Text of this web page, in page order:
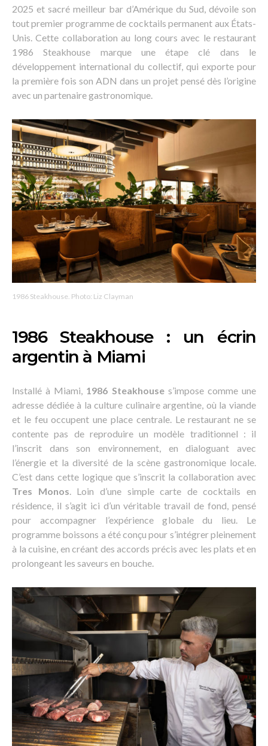
2025 et sacré meilleur bar d’Amérique du Sud, dévoile son
tout premier programme de cocktails permanent aux États-
Unis. Cette collaboration au long cours avec le restaurant
1986 Steakhouse marque une étape clé dans le
développement international du collectif, qui exporte pour
la première fois son ADN dans un projet pensé dès l’origine
avec un partenaire gastronomique.
1986 Steakhouse. Photo: Liz Clayman
1986 Steakhouse : un écrin
argentin à Miami
Installé à Miami, 1986 Steakhouses’impose comme une
adresse dédiée à la culture culinaire argentine, où la viande
et le feu occupent une place centrale. Le restaurant ne se
contente pas de reproduire un modèle traditionnel : il
l’inscrit dans son environnement, en dialoguant avec
l’énergie et la diversité de la scène gastronomique locale.
C’est dans cette logique que s’inscrit la collaboration avec
Tres Monos. Loin d’une simple carte de cocktails en
résidence, il s’agit ici d’un véritable travail de fond, pensé
pour accompagner l’expérience globale du lieu. Le
programme boissons a été conçu pour s’intégrer pleinement
à la cuisine, en créant des accords précis avec les plats et en
prolongeant les saveurs en bouche.